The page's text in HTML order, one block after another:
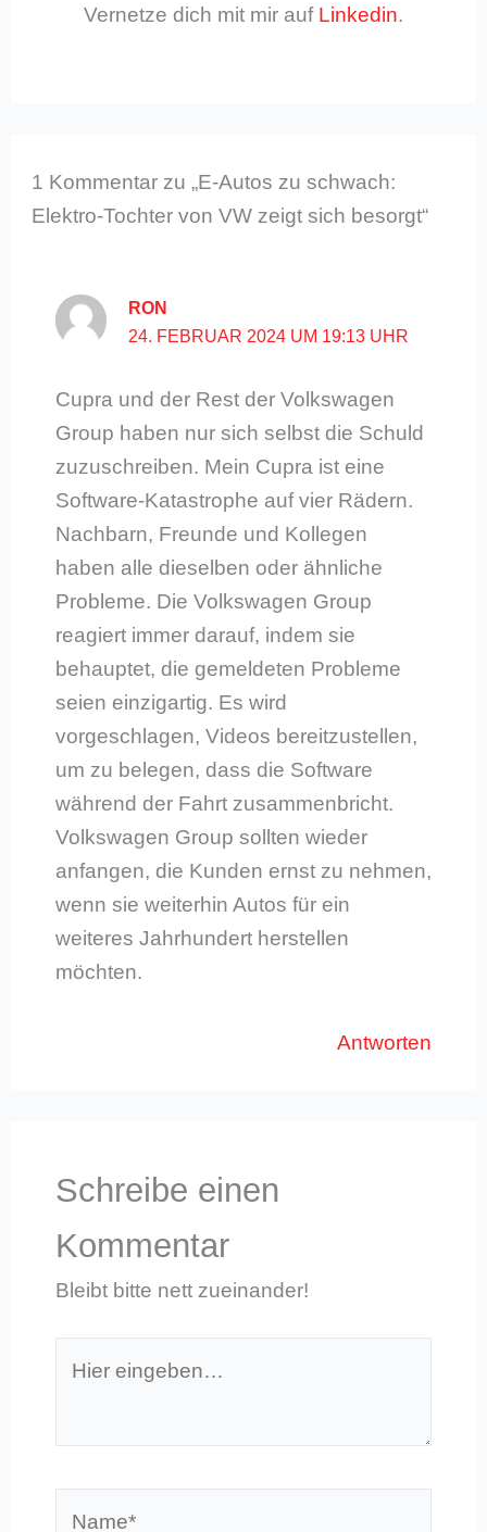
Vernetze dich mit mir auf Linkedin.
1 Kommentar zu „E-Autos zu schwach:
Elektro-Tochter von VW zeigt sich besorgt“
RON
24. FEBRUAR 2024 UM 19:13 UHR
Cupra und der Rest der Volkswagen
Group haben nur sich selbst die Schuld
zuzuschreiben. Mein Cupra ist eine
Software-Katastrophe auf vier Rädern.
Nachbarn, Freunde und Kollegen
haben alle dieselben oder ähnliche
Probleme. Die Volkswagen Group
reagiert immer darauf, indem sie
behauptet, die gemeldeten Probleme
seien einzigartig. Es wird
vorgeschlagen, Videos bereitzustellen,
um zu belegen, dass die Software
während der Fahrt zusammenbricht.
Volkswagen Group sollten wieder
anfangen, die Kunden ernst zu nehmen,
wenn sie weiterhin Autos für ein
weiteres Jahrhundert herstellen
möchten.
Antworten
Schreibe einen
Kommentar
Bleibt bitte nett zueinander!
eingeben…